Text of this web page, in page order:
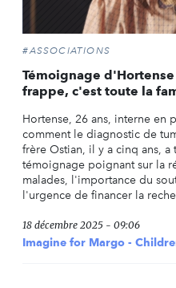
#ASSOCIATIONS
Témoignage
frappe, c'est toute la
Hortense, 26 ans, interne en
comment le diagnostic de
frère Ostian, il y a cinq ans, a
témoignage poignant sur la
malades, l'importance du
l'urgence de financer la
18 décembre 2025 - 09:06
Imagine for Margo -